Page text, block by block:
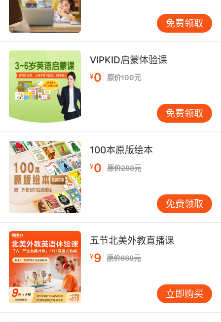
免费领取
VIPKID启蒙体验课
¥0 原价100元
免费领取
100本原版绘本
¥0 原价288元
免费领取
五节北美外教直播课
¥9 原价888元
立即购买